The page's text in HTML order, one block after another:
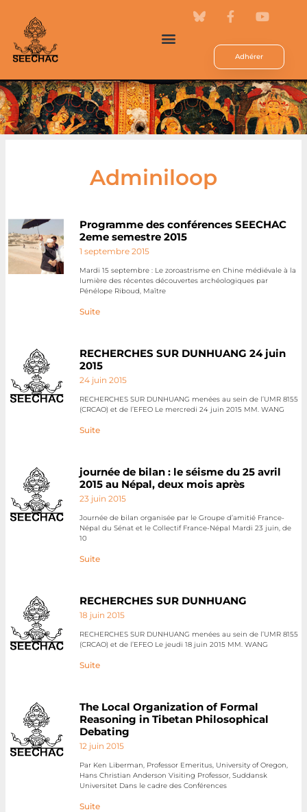
Adhérer
Adminiloop
Programme des conférences SEECHAC
2eme semestre 2015
1 septembre 2015
Mardi 15 septembre : Le zoroastrisme en Chine médiévale à la
lumière des récentes découvertes archéologiques par
Pénélope Riboud, Maître
Suite
RECHERCHES SUR DUNHUANG 24 juin
2015
24 juin 2015
RECHERCHES SUR DUNHUANG menées au sein de l’UMR 8155
(CRCAO) et de l’EFEO Le mercredi 24 juin 2015 MM. WANG
Suite
journée de bilan : le séisme du 25 avril
2015 au Népal, deux mois après
23 juin 2015
Journée de bilan organisée par le Groupe d’amitié France-
Népal du Sénat et le Collectif France-Népal Mardi 23 juin, de
10
Suite
RECHERCHES SUR DUNHUANG
18 juin 2015
RECHERCHES SUR DUNHUANG menées au sein de l’UMR 8155
(CRCAO) et de l’EFEO Le jeudi 18 juin 2015 MM. WANG
Suite
The Local Organization of Formal
Reasoning in Tibetan Philosophical
Debating
12 juin 2015
Par Ken Liberman, Professor Emeritus, University of Oregon,
Hans Christian Anderson Visiting Professor, Suddansk
Universitet Dans le cadre des Conférences
Suite